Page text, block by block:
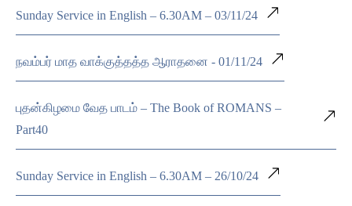
Sunday Service in English – 6.30AM – 03/11/24
நவம்பர் மாத வாக்குத்தத்த ஆராதனை - 01/11/24
புதன்கிழமை வேத பாடம் – The Book of ROMANS –
Part40
Sunday Service in English – 6.30AM – 26/10/24